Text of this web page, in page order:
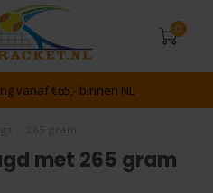
0
vanaf €65,- binnen NL
met 265 gram